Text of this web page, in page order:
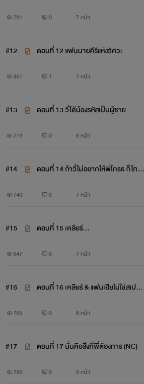
791 0 7 หน้า
#12 ตอนที่ 12 แฟนนายคีรีแห่งวิศวะ
851 1 7 หน้า
#13 ตอนที่ 13 วี่ได้น้องรหัสเป็นผู้ชาย
719 0 8 หน้า
#14
ตอนที่ 14 ถ้าวี่ไม่อยากให้พี่โกรธ ก็โทรไป
740 0 7 หน้า
#15 ตอนที่ 15 เคลียร์...
647 0 7 หน้า
#16
ตอนที่ 16 เคลียร์ & แฟนเฮียไม่ใช่สเปกผ
765 0 8 หน้า
#17 ตอนที่ 17 นั่นคือสิ่งที่พี่ต้องการ (NC)
795 0 9 หน้า